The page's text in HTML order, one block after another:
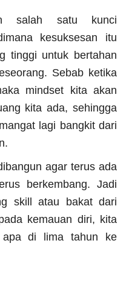
salah satu kunci
kesuksesan itu
tinggi untuk bertahan
Sebab ketika
mindset kita akan
kita ada, sehingga
lagi bangkit dari
agar terus ada
berkembang. Jadi
skill atau bakat dari
kemauan diri, kita
di lima tahun ke